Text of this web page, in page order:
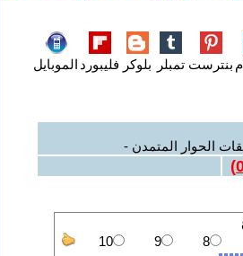
بنترست تمبلر بلوكر فليبورد الموبايل
الحوار المتمدن -
)